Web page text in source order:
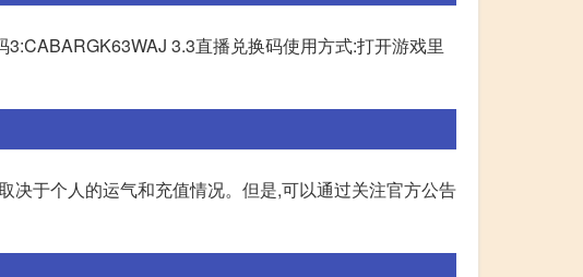
3.3直播兑换码使用方式:打开游戏里
决于个人的运气和充值情况。但是,可以通过关注官方公告